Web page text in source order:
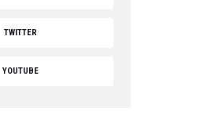
TWITTER
YOUTUBE